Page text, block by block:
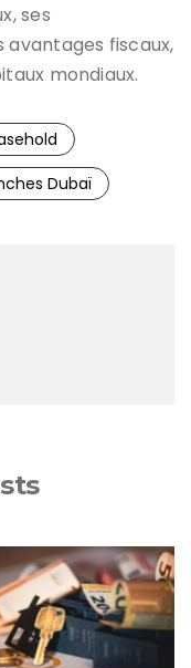
ses
fiscaux,
mondiaux.
Dubaï